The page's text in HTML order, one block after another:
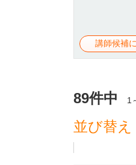
講師候補
89件中 1
並び替え